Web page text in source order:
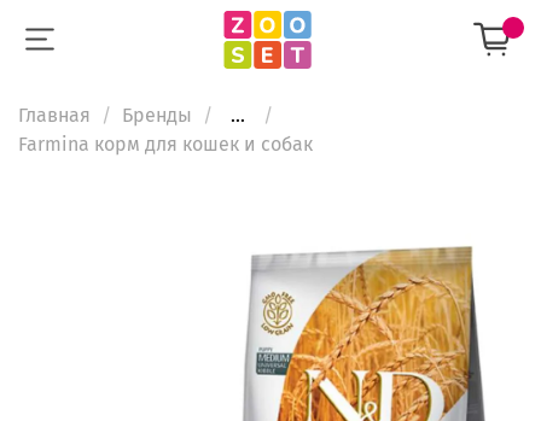
Главная Бренды
...
Farmina корм для кошек и собак